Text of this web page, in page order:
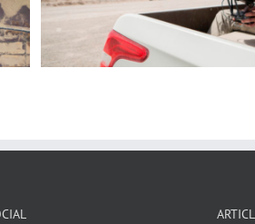
Formation vidéo par